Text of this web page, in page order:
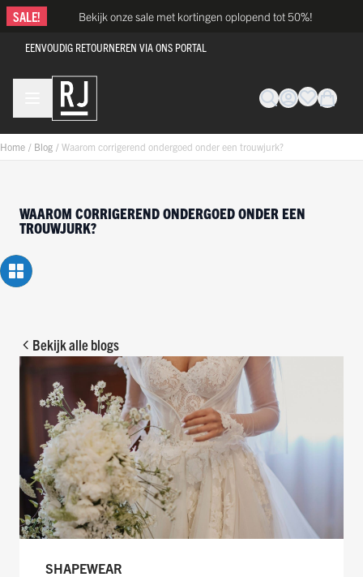
Ga naar de inhoud
SALE! Bekijk onze sale met kortingen oplopend tot 50%!
EENVOUDIG RETOURNEREN VIA ONS PORTAL
Home / Blog / Waarom corrigerend ondergoed onder een trouwjurk?
WAAROM CORRIGEREND ONDERGOED ONDER EEN
TROUWJURK?
Bekijk alle blogs
SHAPEWEAR